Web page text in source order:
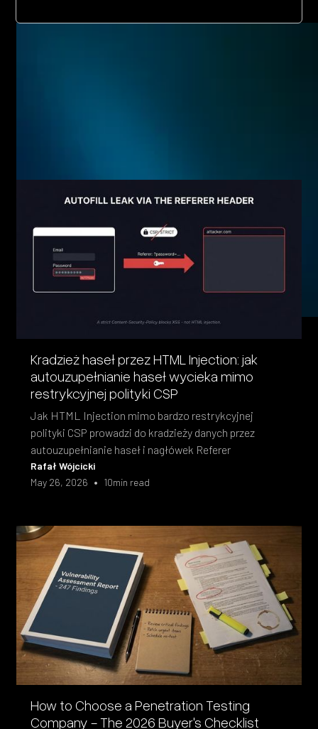
Kradzież haseł przez HTML Injection: jak
autouzupełnianie haseł wycieka mimo
restrykcyjnej polityki CSP
Jak HTML Injection mimo bardzo restrykcyjnej
polityki CSP prowadzi do kradzieży danych przez
autouzupełnianie haseł i nagłówek Referer
Rafał Wójcicki
May 26, 2026 • 10min read
How to Choose a Penetration Testing
Company - The 2026 Buyer's Checklist